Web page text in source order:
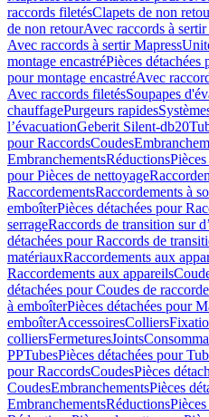
raccords filetésClapets de non
de non retourAvec raccords à
Avec raccords à sertir Mapress
montage encastréPièces
pour montage encastréAvec
Avec raccords filetésSoupapes
chauffagePurgeurs rapides
l’évacuationGeberit Silent-db20
pour RaccordsCoudes
EmbranchementsRéductions
pour Pièces de nettoyage
RaccordementsRaccordements à
emboîterPièces détachées pour
serrageRaccords de transition sur
détachées pour Raccords de
matériauxRaccordements aux
Raccordements aux appareils
détachées pour Coudes de
à emboîterPièces détachées pour
emboîterAccessoiresColliers
colliersFermeturesJoints
PPTubesPièces détachées pour
pour RaccordsCoudesPièces
CoudesEmbranchementsPièces
EmbranchementsRéductions